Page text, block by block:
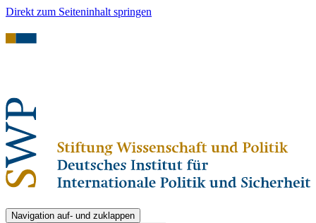
Direkt zum Seiteninhalt springen
Navigation auf- und zuklappen